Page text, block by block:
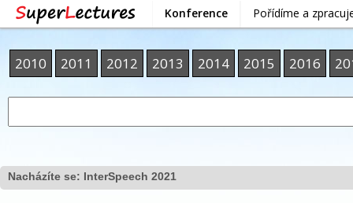
Konference Pořídíme a
2010 2011 2012 2013 2014 2015 2016
Nacházíte se: InterSpeech 2021